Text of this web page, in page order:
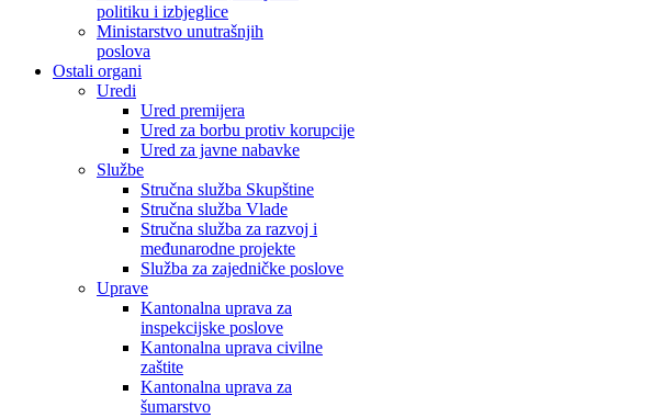
politiku i izbjeglice
Ministarstvo unutrašnjih
poslova
Ostali organi
Uredi
Ured premijera
Ured za borbu protiv korupcije
Ured za javne nabavke
Službe
Stručna služba Skupštine
Stručna služba Vlade
Stručna služba za razvoj i
međunarodne projekte
Služba za zajedničke poslove
Uprave
Kantonalna uprava za
inspekcijske poslove
Kantonalna uprava civilne
zaštite
Kantonalna uprava za
šumarstvo